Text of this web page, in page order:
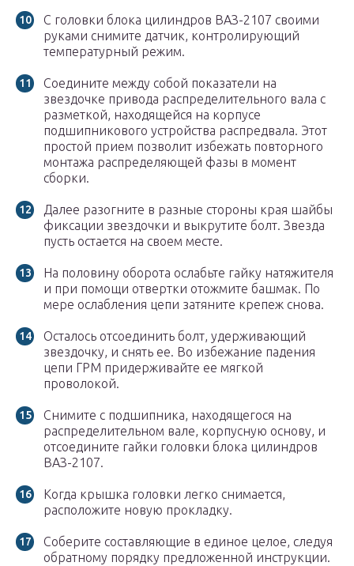
С головки блока цилиндров ВАЗ-2107 своими
руками снимите датчик, контролирующий
температурный режим.
Соедините между собой показатели на
звездочке привода распределительного вала с
разметкой, находящейся на корпусе
подшипникового устройства распредвала. Этот
простой прием позволит избежать повторного
монтажа распределяющей фазы в момент
сборки.
Далее разогните в разные стороны края шайбы
фиксации звездочки и выкрутите болт. Звезда
пусть остается на своем месте.
На половину оборота ослабьте гайку натяжителя
и при помощи отвертки отожмите башмак. По
мере ослабления цепи затяните крепеж снова.
Осталось отсоединить болт, удерживающий
звездочку, и снять ее. Во избежание падения
цепи ГРМ придерживайте ее мягкой
проволокой.
Снимите с подшипника, находящегося на
распределительном вале, корпусную основу, и
отсоедините гайки головки блока цилиндров
ВАЗ-2107.
Когда крышка головки легко снимается,
расположите новую прокладку.
Соберите составляющие в единое целое, следуя
обратному порядку предложенной инструкции.